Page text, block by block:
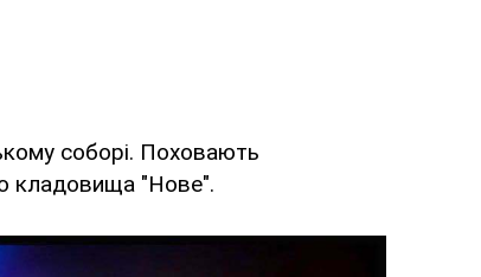
соборі. Поховають
кладовища "Нове".